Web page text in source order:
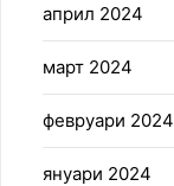
април 2024
март 2024
февруари 2024
януари 2024